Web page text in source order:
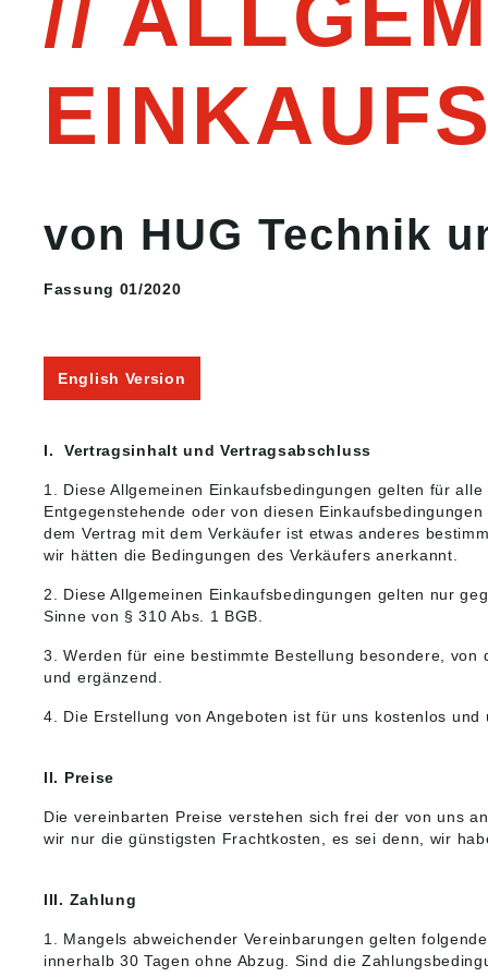
von HUG Technik
Fassung 01/2020
English Version
I. Vertragsinhalt und Vertragsabschluss
1. Diese Allgemeinen Einkaufsbedingungen gelten für
Entgegenstehende oder von diesen
dem Vertrag mit dem Verkäufer ist etwas anderes
wir hätten die Bedingungen des Verkäufers anerkannt.
2. Diese Allgemeinen Einkaufsbedingungen gelten nur
Sinne von § 310 Abs. 1 BGB.
3. Werden für eine bestimmte Bestellung besondere,
und ergänzend.
4. Die Erstellung von Angeboten ist für uns kostenlos und
II. Preise
Die vereinbarten Preise verstehen sich frei der von uns
wir nur die günstigsten Frachtkosten, es sei denn, wir
III. Zahlung
1. Mangels abweichender Vereinbarungen gelten
innerhalb 30 Tagen ohne Abzug. Sind die